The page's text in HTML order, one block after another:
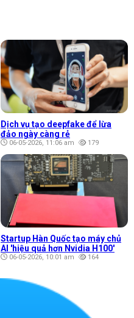
Dịch vụ tạo deepfake để lừa
đảo ngày càng rẻ
06-05-2026, 11:06 am 179
Startup Hàn Quốc tạo máy chủ
AI 'hiệu quả hơn Nvidia H100'
06-05-2026, 10:01 am 164